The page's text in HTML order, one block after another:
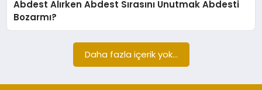
CUMA MESAJLARI
KABE CANLI YAYIN
Abdest Alırken Abdest Sırasını Unutmak Abdesti
Bozarmı?
Daha fazla içerik yok...